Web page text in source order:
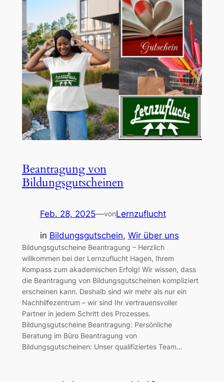
Beantragung von
Bildungsgutscheinen
Feb. 28, 2025—vonLernzuflucht
in Bildungsgutschein, Wir über uns
Bildungsgutscheine Beantragung – Herzlich
willkommen bei der Lernzuflucht Hagen, Ihrem
Kompass zum akademischen Erfolg! Wir wissen, dass
die Beantragung von Bildungsgutscheinen kompliziert
erscheinen kann. Deshalb sind wir mehr als nur ein
Nachhilfezentrum – wir sind Ihr vertrauensvoller
Partner in jedem Schritt des Prozesses.
Bildungsgutscheine Beantragung: Persönliche
Beratung im Büro Beantragung von
Bildungsgutscheinen: Unser qualifiziertes Team…